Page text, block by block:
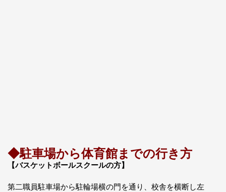
◆駐車場から体育館までの行き方
【バスケットボールスクールの方】
第二職員駐車場から駐輪場横の門を通り、校舎を横断し左